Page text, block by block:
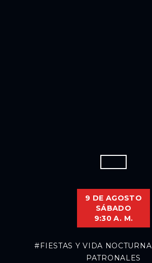
9 DE AGOSTO
SÁBADO
9:30 A. M.
#FIESTAS Y VIDA NOCTURNA
PATRONALES